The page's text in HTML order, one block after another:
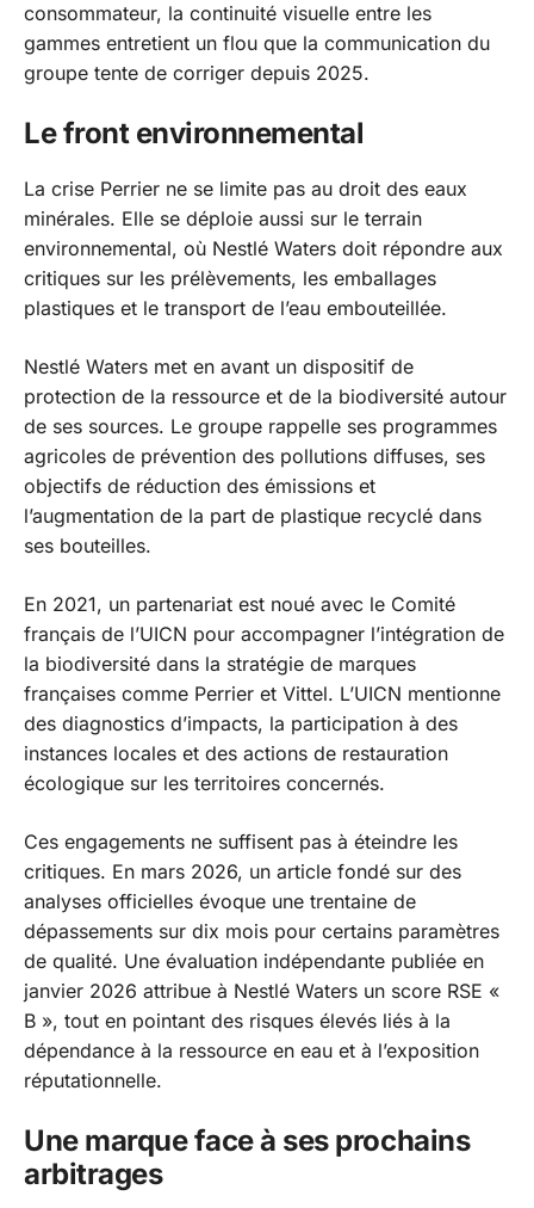
consommateur, la continuité visuelle entre les
gammes entretient un flou que la communication du
groupe tente de corriger depuis 2025.
Le front environnemental
La crise Perrier ne se limite pas au droit des eaux
minérales. Elle se déploie aussi sur le terrain
environnemental, où Nestlé Waters doit répondre aux
critiques sur les prélèvements, les emballages
plastiques et le transport de l’eau embouteillée.
Nestlé Waters met en avant un dispositif de
protection de la ressource et de la biodiversité autour
de ses sources. Le groupe rappelle ses programmes
agricoles de prévention des pollutions diffuses, ses
objectifs de réduction des émissions et
l’augmentation de la part de plastique recyclé dans
ses bouteilles.
En 2021, un partenariat est noué avec le Comité
français de l’UICN pour accompagner l’intégration de
la biodiversité dans la stratégie de marques
françaises comme Perrier et Vittel. L’UICN mentionne
des diagnostics d’impacts, la participation à des
instances locales et des actions de restauration
écologique sur les territoires concernés.
Ces engagements ne suffisent pas à éteindre les
critiques. En mars 2026, un article fondé sur des
analyses officielles évoque une trentaine de
dépassements sur dix mois pour certains paramètres
de qualité. Une évaluation indépendante publiée en
janvier 2026 attribue à Nestlé Waters un score RSE «
B », tout en pointant des risques élevés liés à la
dépendance à la ressource en eau et à l’exposition
réputationnelle.
Une marque face à ses prochains
arbitrages